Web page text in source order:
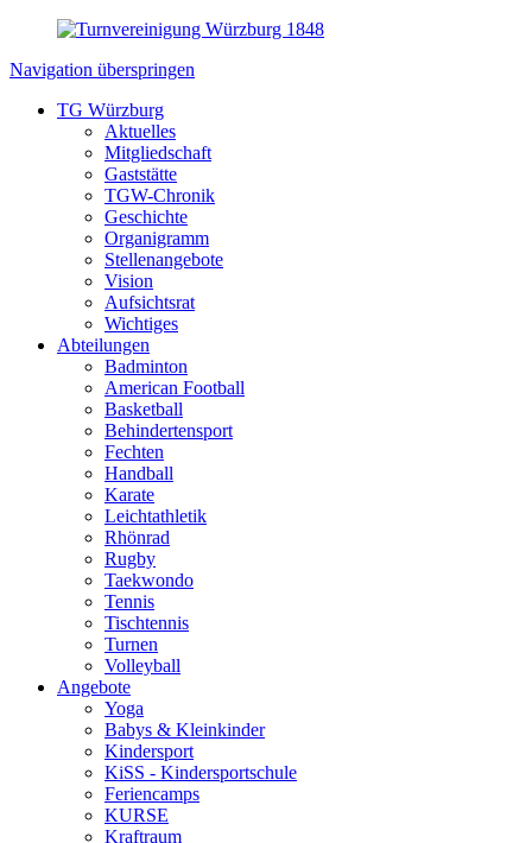
Navigation überspringen
TG Würzburg
Aktuelles
Mitgliedschaft
Gaststätte
TGW-Chronik
Geschichte
Organigramm
Stellenangebote
Vision
Aufsichtsrat
Wichtiges
Abteilungen
Badminton
American Football
Basketball
Behindertensport
Fechten
Handball
Karate
Leichtathletik
Rhönrad
Rugby
Taekwondo
Tennis
Tischtennis
Turnen
Volleyball
Angebote
Yoga
Babys & Kleinkinder
Kindersport
KiSS - Kindersportschule
Feriencamps
KURSE
Kraftraum